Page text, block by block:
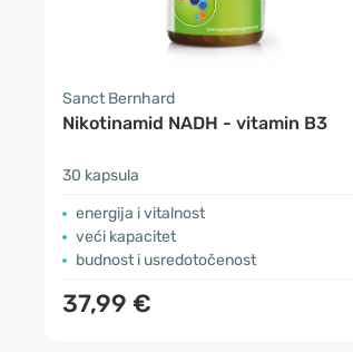
Sanct Bernhard
Nikotinamid NADH - vitamin B3
30 kapsula
energija i vitalnost
veći kapacitet
budnost i usredotočenost
37,99 €